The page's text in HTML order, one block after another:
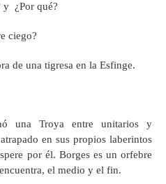
y ¿Por qué?
ciego?
de una tigresa en la Esfinge.
una Troya entre unitarios y
en sus propios laberintos
por él. Borges es un orfebre
el medio y el fin.